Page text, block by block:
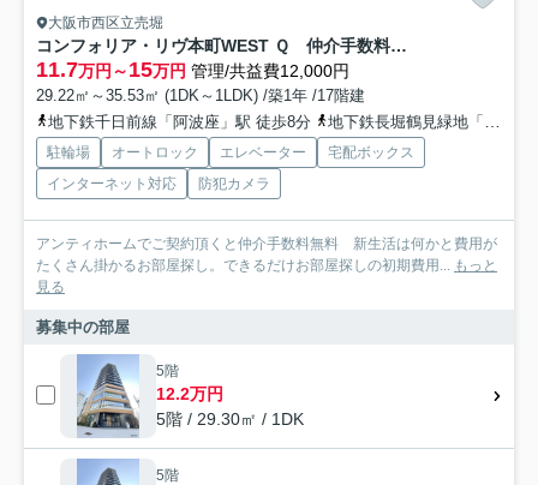
大阪市西区立売堀
コンフォリア・リヴ本町WEST Ｑ 仲介手数料無料
11.7万円～15万円 管理/共益費12,000円
29.22㎡～35.53㎡ (1DK～1LDK) /築1年 /17階建
地下鉄千日前線「阿波座」駅 徒歩8分
地下鉄長堀鶴見緑地「西長堀」駅 徒歩10分
駐輪場 オートロック エレベーター
宅配ボックス
インターネット対応
防犯カメラ
アンティホームでご契約頂くと仲介手数料無料 新生活は何かと費用が
たくさん掛かるお部屋探し。できるだけお部屋探しの初期費用... もっと
見る
募集中の部屋
5階
12.2万円
5階 / 29.30㎡ / 1DK
5階